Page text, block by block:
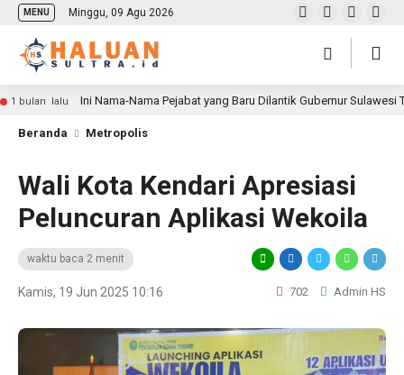
MENU Minggu, 09 Agu 2026
1 bulan lalu Ini Nama-Nama Pejabat yang Baru Dilantik Gubernur Sulawesi
Beranda Metropolis
Wali Kota Kendari Apresiasi
Peluncuran Aplikasi Wekoila
waktu baca 2 menit
Kamis, 19 Jun 2025 10:16 702 Admin HS